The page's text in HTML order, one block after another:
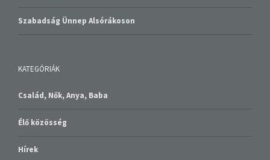
Szabadság Ünnep Alsórákoson
KATEGÓRIÁK
Család, Nők, Anya, Baba
Élő közösség
Hírek